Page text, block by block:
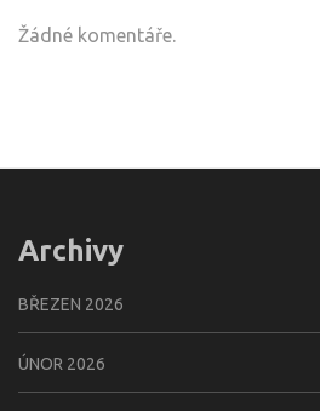
Žádné komentáře.
Archivy
BŘEZEN 2026
ÚNOR 2026